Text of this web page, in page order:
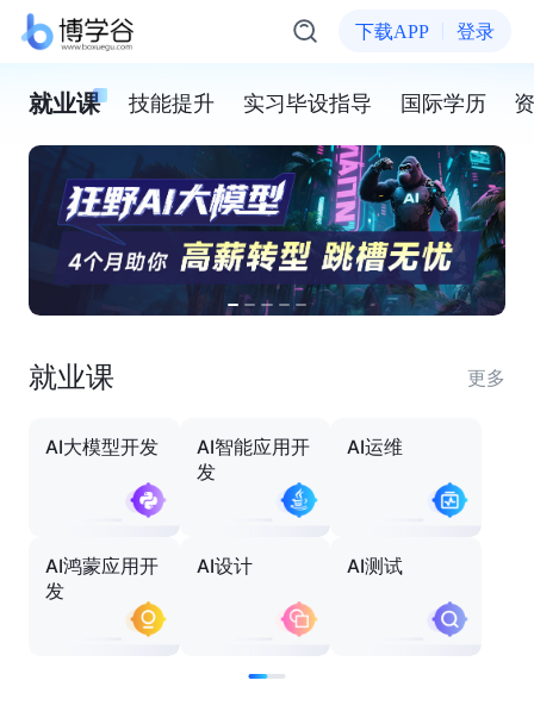
下载APP 登录
就业课 技能提升 实习毕设指导 国际学历
就业课 更多
AI大模型开发
AI智能应用开
发
AI运维
AI鸿蒙应用开
发
AI设计 AI测试